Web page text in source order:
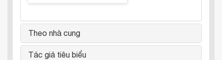
Theo nhà cung
Tác giả tiêu biểu